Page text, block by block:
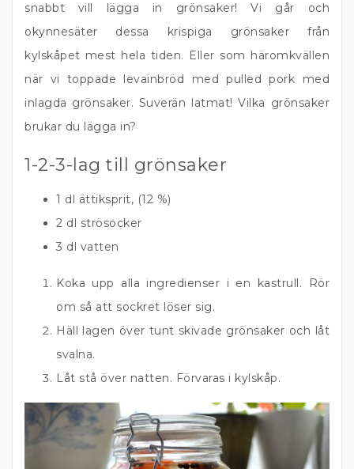
snabbt vill lägga in grönsaker! Vi går och
okynnesäter dessa krispiga grönsaker från
kylskåpet mest hela tiden. Eller som häromkvällen
när vi toppade levainbröd med pulled pork med
inlagda grönsaker. Suverän latmat! Vilka grönsaker
brukar du lägga in?
1-2-3-lag till grönsaker
1 dl ättiksprit, (12 %)
2 dl strösocker
3 dl vatten
Koka upp alla ingredienser i en kastrull. Rör
om så att sockret löser sig.
Häll lagen över tunt skivade grönsaker och låt
svalna.
Låt stå över natten. Förvaras i kylskåp.